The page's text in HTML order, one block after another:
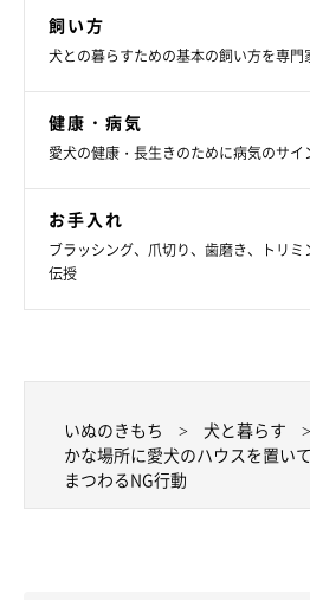
犬の本能を制限するのはNGです。た
イをかぐなどの要求は、犬にとって
んをさせると大きなストレスになり
のかを知って、その欲求を理解する
飼い方
犬との暮らすための基本の飼い方を専
健康・病気
愛犬の健康・長生きのために病気のサ
お手入れ
ブラッシング、爪切り、歯磨き、トリ
伝授
いぬのきもち 犬と暮らす
かな場所に愛犬のハウスを置
まつわるNG行動